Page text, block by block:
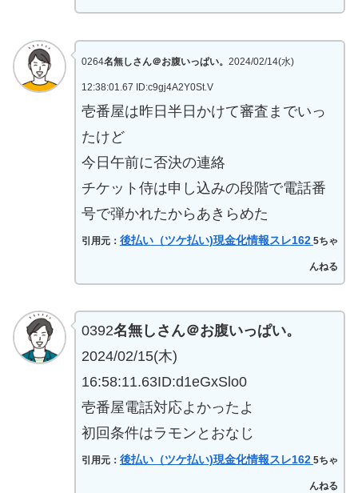
0264名無しさん＠お腹いっぱい。 2024/02/14(水)
12:38:01.67 ID:c9gj4A2Y0St.V
壱番屋は昨日半日かけて審査までいっ
たけど
今日午前に否決の連絡
チケット侍は申し込みの段階で電話番
号で弾かれたからあきらめた
引用元： 後払い（ツケ払い)現金化情報スレ162 5ちゃ
んねる
0392名無しさん＠お腹いっぱい。
2024/02/15(木)
16:58:11.63ID:d1eGxSlo0
壱番屋電話対応よかったよ
初回条件はラモンとおなじ
引用元： 後払い（ツケ払い)現金化情報スレ162 5ちゃ
んねる